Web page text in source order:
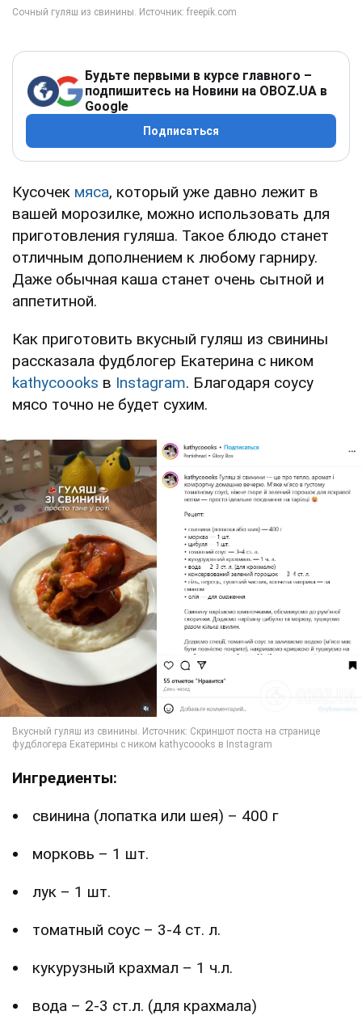
Будьте первыми в курсе главного –
подпишитесь на Новини на OBOZ.UA в
Google
Подписаться
Кусочек мяса, который уже давно лежит в
вашей морозилке, можно использовать для
приготовления гуляша. Такое блюдо станет
отличным дополнением к любому гарниру.
Даже обычная каша станет очень сытной и
аппетитной.
Как приготовить вкусный гуляш из свинины
рассказала фудблогер Екатерина с ником
kathycoooks в Instagram. Благодаря соусу
мясо точно не будет сухим.
Ингредиенты:
свинина (лопатка или шея) – 400 г
морковь – 1 шт.
лук – 1 шт.
томатный соус – 3-4 ст. л.
кукурузный крахмал – 1 ч.л.
вода – 2-3 ст.л. (для крахмала)